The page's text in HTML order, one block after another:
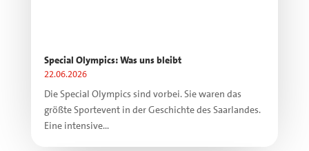
Special Olympics: Was uns bleibt
22.06.2026
Die Special Olympics sind vorbei. Sie waren das
größte Sportevent in der Geschichte des Saarlandes.
Eine intensive...